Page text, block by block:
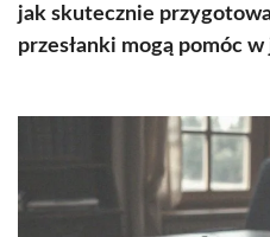
jak skutecznie
przesłanki mogą pomóc